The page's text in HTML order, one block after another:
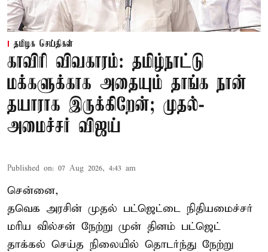
தமிழக செய்திகள்
காவிரி விவகாரம்: தமிழ்நாட்டு
மக்களுக்காக அதையும் தாங்க நான்
தயாராக இருக்கிறேன்; முதல்-
அமைச்சர் விஜய்
Published on: 07 Aug 2026, 4:43 am
சென்னை,
தவெக அரசின் முதல் பட்ஜெட்டை நிதியமைச்சர்
மரிய வில்சன் நேற்று முன் தினம் பட்ஜெட்
தாக்கல் செய்த நிலையில் தொடர்ந்து நேற்று